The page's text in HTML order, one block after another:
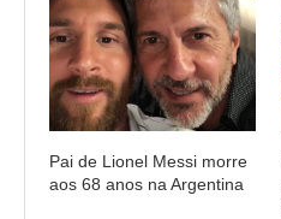
Pai de Lionel Messi morre
aos 68 anos na Argentina